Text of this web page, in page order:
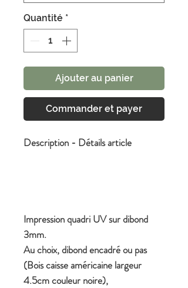
Quantité *
Ajouter au panier
Commander et payer
Description - Détails article
Impression quadri UV sur dibond
3mm.
Au choix, dibond encadré ou pas
(Bois caisse américaine largeur
4.5cm couleur noire),